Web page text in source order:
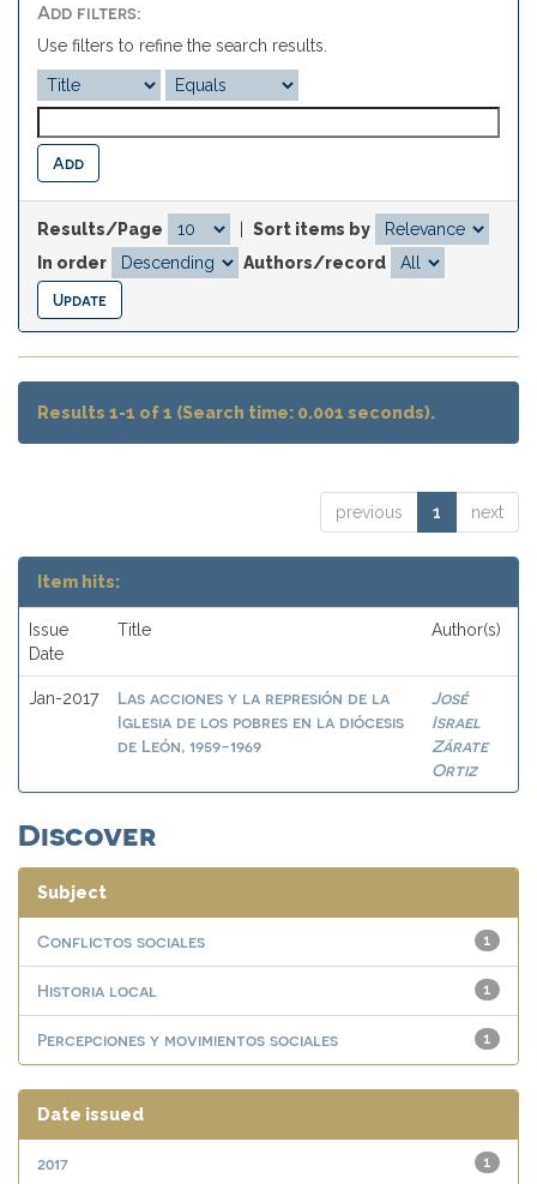
Add filters:
Use filters to refine the search results.
Results/Page
Sort items by
In order
Authors/record
Results 1-1 of 1 (Search time: 0.001 seconds).
previous 1 next
Item hits:
Issue
Date
Title Author(s)
Jan-2017
Las acciones y la represión de la
Iglesia de los pobres en la diócesis
de León, 1959-1969
José
Israel
Zárate
Ortiz
Discover
Subject
1
Conflictos sociales
1
Historia local
1
Percepciones y movimientos sociales
Date issued
1
2017